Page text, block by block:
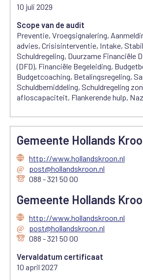
10 juli 2029
Scope van de audit
Preventie, Vroegsignalering,
advies, Crisisinterventie, Intake,
Schuldregeling, Duurzame Financiële
(DFD), Financiële Begeleiding,
Budgetcoaching, Betalingsregeling,
Schuldbemiddeling, Schuldregeling
afloscapaciteit, Flankerende hulp,
Gemeente Hollands
http://www.hollandskroon.nl
post@hollandskroon.nl
088 - 321 50 00
Gemeente Hollands
http://www.hollandskroon.nl
post@hollandskroon.nl
088 - 321 50 00
Vervaldatum certificaat
10 april 2027